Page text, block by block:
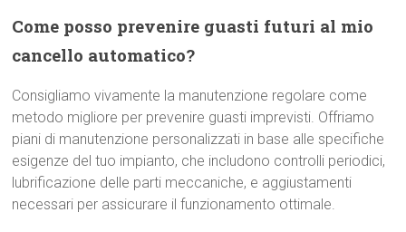
Come posso prevenire guasti futuri al mio
cancello automatico?
Consigliamo vivamente la manutenzione regolare come
metodo migliore per prevenire guasti imprevisti. Offriamo
piani di manutenzione personalizzati in base alle specifiche
esigenze del tuo impianto, che includono controlli periodici,
lubrificazione delle parti meccaniche, e aggiustamenti
necessari per assicurare il funzionamento ottimale.